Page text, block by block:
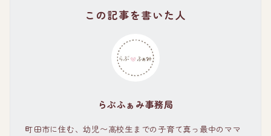
この記事を書いた人
らぶふぁみ事務局
町田市に住む、幼児〜高校生までの子育て真っ最中のママ